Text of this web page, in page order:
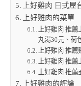
上好雞肉 日式屋
上好雞肉的菜單
上好雞肉 推
丸湯30元、荷
上好雞肉 推
上好雞肉 推
上好雞肉 推
上好雞肉的評論